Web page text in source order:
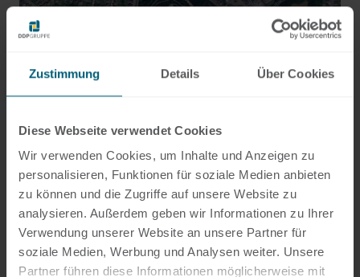
Zustimmung Details Über Cookies
Diese Webseite verwendet Cookies
Wir verwenden Cookies, um Inhalte und Anzeigen zu
personalisieren, Funktionen für soziale Medien anbieten
zu können und die Zugriffe auf unsere Website zu
analysieren. Außerdem geben wir Informationen zu Ihrer
Verwendung unserer Website an unsere Partner für
soziale Medien, Werbung und Analysen weiter. Unsere
Partner führen diese Informationen möglicherweise mit
Anfahrt & Parken
Wir parken im und um das Parkhaus am
Fuß des Schlosses. Bitte beachten Sie,
dass das Schloss nur fußläufig zu
erreichen ist. Der kurze Fußweg vom